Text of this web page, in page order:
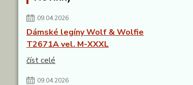
09.04.2026
Dámské legíny Wolf & Wolfie
T2671A vel. M-XXXL
číst celé
09.04.2026